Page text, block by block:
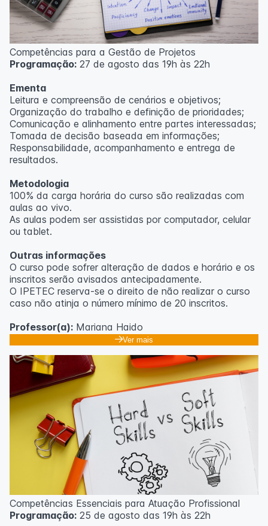
Competências para a Gestão de Projetos
Programação: 27 de agosto das 19h às 22h
Ementa
Leitura e compreensão de cenários e objetivos;
Organização do trabalho e definição de prioridades;
Comunicação e alinhamento entre partes interessadas;
Tomada de decisão baseada em informações;
Responsabilidade, acompanhamento e entrega de
resultados.
Metodologia
100% da carga horária do curso são realizadas com
aulas ao vivo.
As aulas podem ser assistidas por computador, celular
ou tablet.
Outras informações
O curso pode sofrer alteração de dados e horário e os
inscritos serão avisados ​​antecipadamente.
O IPETEC reserva-se o direito de não realizar o curso
caso não atinja o número mínimo de 20 inscritos.
Professor(a): Mariana Haido
Ver mais
Competências Essenciais para Atuação Profissional
Programação: 25 de agosto das 19h às 22h